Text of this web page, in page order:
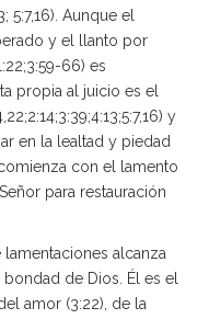
5:7,16). Aunque el
y el llanto por
66) es
propia al juicio es el
y
en la lealtad y piedad
con el lamento
para restauración
alcanza
de Dios. Él es el
amor (3:22), de la